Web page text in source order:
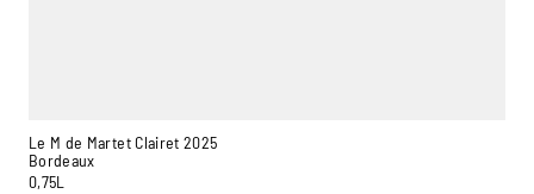
Le M de Martet Clairet 2025
Bordeaux
0,75L